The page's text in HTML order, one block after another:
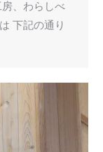
、わらしべ
下記の通り